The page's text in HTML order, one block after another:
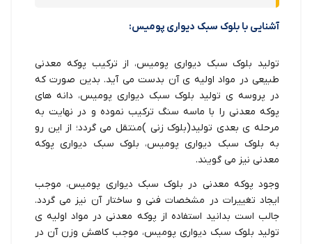
آشنایی با بلوک سبک دیواری پومیس:
تولید بلوک سبک دیواری پومیس، از ترکیب پوکه معدنی
طبیعی در مواد اولیه ی آن بدست می آید. بدین صورت که
در پروسه ی تولید بلوک سبک دیواری پومیس، دانه های
پوکه معدنی را با ماسه سنگ ترکیب نموده و در نهایت به
مرحله ی بعدی تولید(بلوک زنی )منتقل می گردد؛ از این رو
به بلوک سبک دیواری پومیس، بلوک سبک دیواری پوکه
معدنی نیز می گویند.
وجود پوکه معدنی در بلوک سبک دیواری پومیس، موجب
ایجاد تغییرات در مشخصات فنی و ساختار آن نیز می گردد.
جالب است بدانید استفاده از پوکه معدنی در مواد اولیه ی
تولید بلوک سبک دیواری پومیس، موجب کاهش وزن آن در